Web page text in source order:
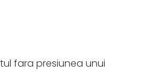
fara presiunea unui